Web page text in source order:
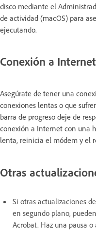
disco mediante el
de actividad (macOS) para
ejecutando.
Conexión a
Asegúrate de tener una
conexiones lentas o que
barra de progreso deje de
conexión a Internet con una
lenta, reinicia el módem y el
Otras
Si otras actualizaciones
en segundo plano,
Acrobat. Haz una pausa o